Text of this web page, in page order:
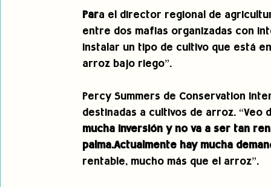
Para el director regional de
entre dos mafias organizadas con
instalar un tipo de cultivo que está
arroz bajo riego”.
Percy Summers de Conservation
destinadas a cultivos de arroz.
mucha inversión y no va a ser tan
palma.Actualmente hay mucha deman
rentable, mucho más que el arroz”.